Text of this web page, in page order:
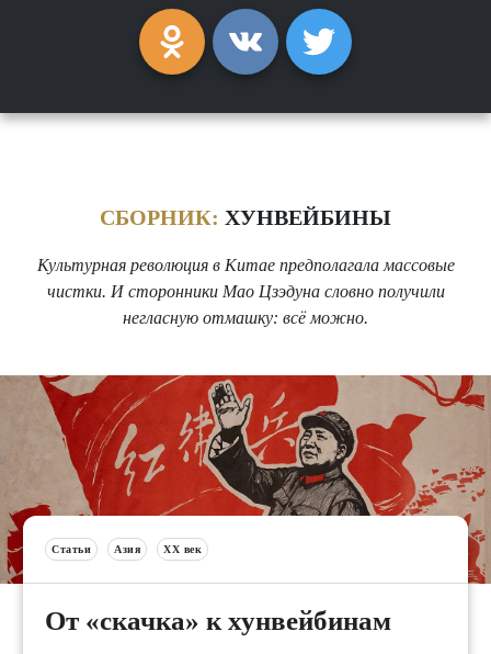
СБОРНИК: ХУНВЕЙБИНЫ
Культурная революция в Китае предполагала массовые
чистки. И сторонники Мао Цзэдуна словно получили
негласную отмашку: всё можно.
Статьи Азия XX век
От «скачка» к хунвейбинам